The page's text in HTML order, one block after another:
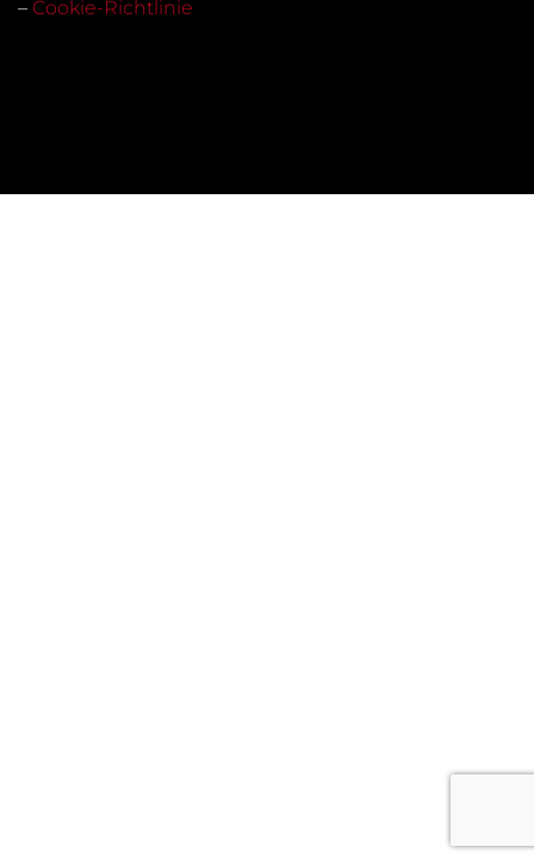
– Cookie-Richtlinie